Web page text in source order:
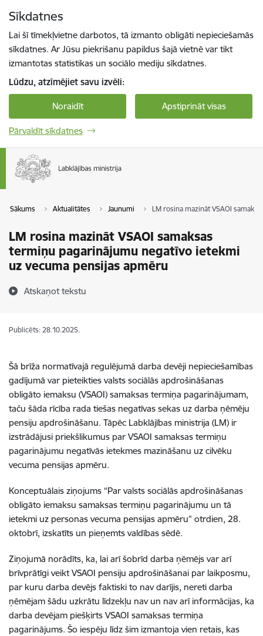
Sīkdatnes
Lai šī tīmekļvietne darbotos, tā izmanto obligāti nepieciešamās
sīkdatnes. Ar Jūsu piekrišanu papildus šajā vietnē var tikt
izmantotas statistikas un sociālo mediju sīkdatnes.
Lūdzu, atzīmējiet savu izvēli:
Noraidīt Apstiprināt visas
Pārvaldīt sīkdatnes
Sākums Aktualitātes Jaunumi LM rosina mazināt VSAOI
LM rosina mazināt VSAOI samaksas
termiņu pagarinājumu negatīvo ietekmi
uz vecuma pensijas apmēru
Atskaņot tekstu
Publicēts: 28.10.2025.
Šā brīža normatīvajā regulējumā darba devēji nepieciešamības
gadījumā var pieteikties valsts sociālās apdrošināšanas
obligāto iemaksu (VSAOI) samaksas termiņa pagarinājumam,
taču šāda rīcība rada tiešas negatīvas sekas uz darba ņēmēju
pensiju apdrošināšanu. Tāpēc Labklājības ministrija (LM) ir
izstrādājusi priekšlikumus par VSAOI samaksas termiņu
pagarinājumu negatīvās ietekmes mazināšanu uz cilvēku
vecuma pensijas apmēru.
Konceptuālais ziņojums “Par valsts sociālās apdrošināšanas
obligāto iemaksu samaksas termiņu pagarinājumu un tā
ietekmi uz personas vecuma pensijas apmēru” otrdien, 28.
oktobrī, izskatīts un pieņemts valdības sēdē.
Ziņojumā norādīts, ka, lai arī šobrīd darba ņēmējs var arī
brīvprātīgi veikt VSAOI pensiju apdrošināšanai par laikposmu,
par kuru darba devējs faktiski to nav darījis, nereti darba
ņēmējam šādu uzkrātu līdzekļu nav un nav arī informācijas, ka
darba devējam piešķirts VSAOI samaksas termiņa
pagarinājums. Šo iespēju līdz šim izmantoja vien retais, kas